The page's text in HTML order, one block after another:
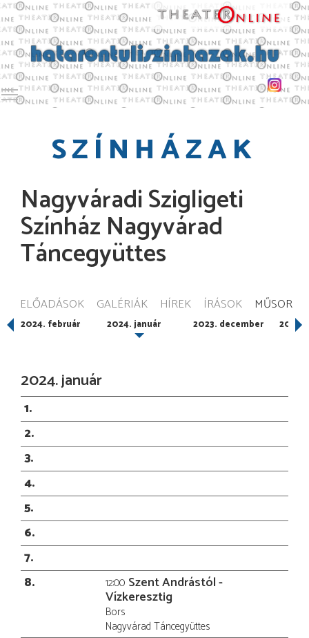
Toggle main menu visibility
SZÍNHÁZAK
Nagyváradi Szigligeti
Színház Nagyvárad
Táncegyüttes
ELŐADÁSOK GALÉRIÁK HÍREK ÍRÁSOK MŰSOR
2024. február 2024. január 2023. december 2023.
2024. január
1
2
3
4
5
6
7
8
12:00 Szent Andrástól -
Vízkeresztig
Bors
Nagyvárad Táncegyüttes